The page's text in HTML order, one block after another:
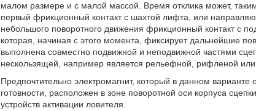
малом размере и с малой массой. Время отклика может,
первый фрикционный контакт с шахтой лифта, или
небольшого поворотного движения фрикционный контакт с
которая, начиная с этого момента, фиксирует дальнейшие
выполнена совместно подвижной и неподвижной частями
нескользящей, например является рельефной, рифленой
Предпочтительно электромагнит, который в данном
готовности, расположен в зоне поворотной оси корпуса
устройств активации ловителя.